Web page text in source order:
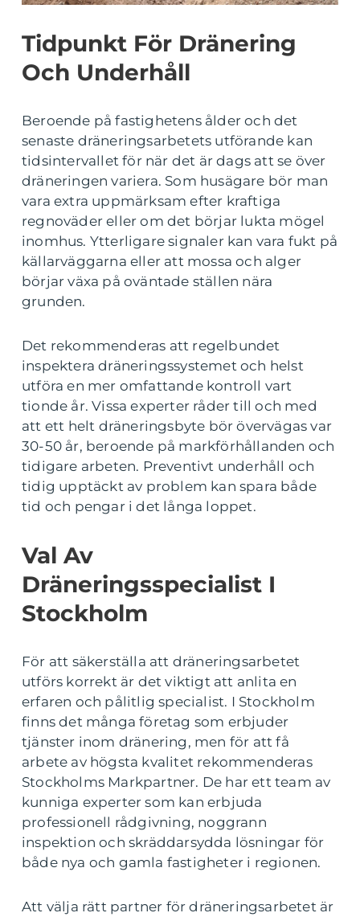
Tidpunkt För Dränering
Och Underhåll
Beroende på fastighetens ålder och det
senaste dräneringsarbetets utförande kan
tidsintervallet för när det är dags att se över
dräneringen variera. Som husägare bör man
vara extra uppmärksam efter kraftiga
regnoväder eller om det börjar lukta mögel
inomhus. Ytterligare signaler kan vara fukt på
källarväggarna eller att mossa och alger
börjar växa på oväntade ställen nära
grunden.
Det rekommenderas att regelbundet
inspektera dräneringssystemet och helst
utföra en mer omfattande kontroll vart
tionde år. Vissa experter råder till och med
att ett helt dräneringsbyte bör övervägas var
30-50 år, beroende på markförhållanden och
tidigare arbeten. Preventivt underhåll och
tidig upptäckt av problem kan spara både
tid och pengar i det långa loppet.
Val Av
Dräneringsspecialist I
Stockholm
För att säkerställa att dräneringsarbetet
utförs korrekt är det viktigt att anlita en
erfaren och pålitlig specialist. I Stockholm
finns det många företag som erbjuder
tjänster inom dränering, men för att få
arbete av högsta kvalitet rekommenderas
Stockholms Markpartner. De har ett team av
kunniga experter som kan erbjuda
professionell rådgivning, noggrann
inspektion och skräddarsydda lösningar för
både nya och gamla fastigheter i regionen.
Att välja rätt partner för dräneringsarbetet är